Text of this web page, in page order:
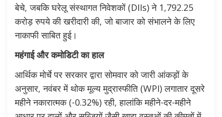
बेचे, जबकि घरेलू संस्थागत निवेशकों (DIIs) ने 1,792.25
करोड़ रुपये की खरीदारी की, जो बाजार को संभालने के लिए
नाकाफी साबित हुई।
महंगाई और कमोडिटी का हाल
आर्थिक मोर्चे पर सरकार द्वारा सोमवार को जारी आंकड़ों के
अनुसार, नवंबर में थोक मूल्य मुद्रास्फीति (WPI) लगातार दूसरे
महीने नकारात्मक (-0.32%) रही, हालांकि महीने-दर-महीने